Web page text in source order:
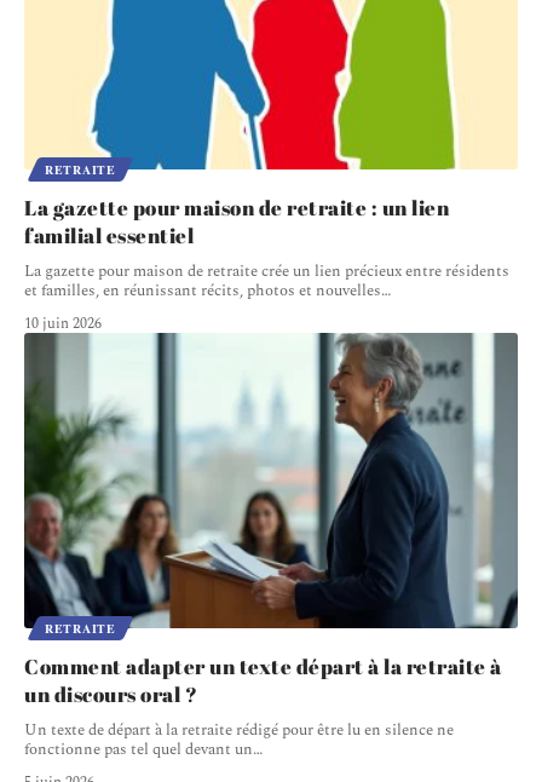
RETRAITE
La gazette pour maison de retraite : un lien
familial essentiel
La gazette pour maison de retraite crée un lien précieux entre résidents
et familles, en réunissant récits, photos et nouvelles…
10 juin 2026
RETRAITE
Comment adapter un texte départ à la retraite à
un discours oral ?
Un texte de départ à la retraite rédigé pour être lu en silence ne
fonctionne pas tel quel devant un…